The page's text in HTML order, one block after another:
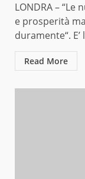
LONDRA –
e prosperità
duramente“. E’
Read More